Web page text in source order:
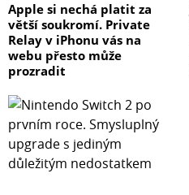
Apple si nechá platit za
větší soukromí. Private
Relay v iPhonu vás na
webu přesto může
prozradit